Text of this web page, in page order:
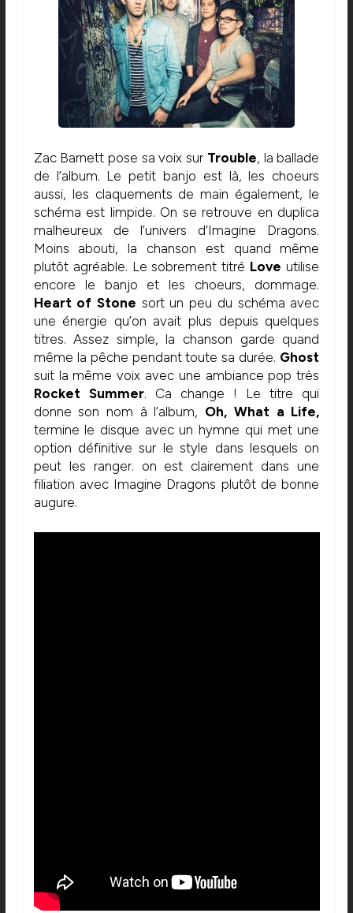
Zac Barnett pose sa voix sur Trouble, la ballade
de l’album. Le petit banjo est là, les choeurs
aussi, les claquements de main également, le
schéma est limpide. On se retrouve en duplica
malheureux de l’univers d’Imagine Dragons.
Moins abouti, la chanson est quand même
plutôt agréable. Le sobrement titré Love utilise
encore le banjo et les choeurs, dommage.
Heart of Stone sort un peu du schéma avec
une énergie qu’on avait plus depuis quelques
titres. Assez simple, la chanson garde quand
même la pêche pendant toute sa durée. Ghost
suit la même voix avec une ambiance pop très
Rocket Summer. Ca change ! Le titre qui
donne son nom à l’album, Oh, What a Life,
termine le disque avec un hymne qui met une
option définitive sur le style dans lesquels on
peut les ranger. on est clairement dans une
filiation avec Imagine Dragons plutôt de bonne
augure.